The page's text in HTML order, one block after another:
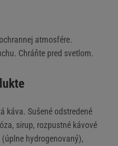
atmosfére.
Chráňte pred svetlom.
káva. Sušené odstredené
sirup, rozpustné kávové
hydrogenovaný),